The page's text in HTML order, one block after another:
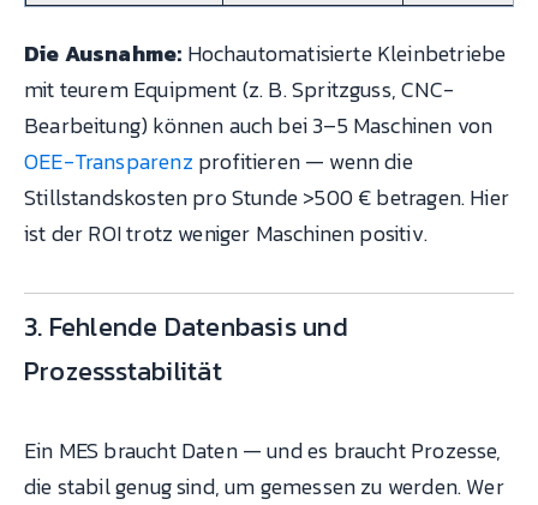
Die Ausnahme: Hochautomatisierte Kleinbetriebe
mit teurem Equipment (z. B. Spritzguss, CNC-
Bearbeitung) können auch bei 3–5 Maschinen von
OEE-Transparenz profitieren — wenn die
Stillstandskosten pro Stunde >500 € betragen. Hier
ist der ROI trotz weniger Maschinen positiv.
3. Fehlende Datenbasis und
Prozessstabilität
Ein MES braucht Daten — und es braucht Prozesse,
die stabil genug sind, um gemessen zu werden. Wer